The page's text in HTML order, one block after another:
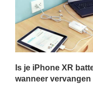
Is je iPhone XR
wanneer